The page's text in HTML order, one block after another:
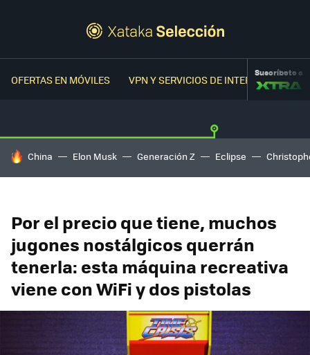
OFERTAS EN MÓVILES VPN Y SERVICIOS DE INTERNETSuscríbete a
HOY SE HABLA DE
China Elon Musk Generación Z Eclipse
Por el precio que tiene, muchos
jugones nostálgicos querrán
tenerla: esta máquina recreativa
viene con WiFi y dos pistolas